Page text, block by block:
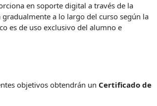
en soporte digital a través de la
a lo largo del curso según la
es de uso exclusivo del alumno e
objetivos obtendrán un Certificado de